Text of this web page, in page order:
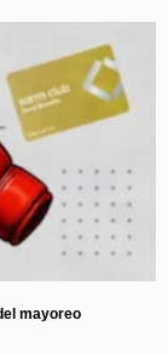
mayoreo